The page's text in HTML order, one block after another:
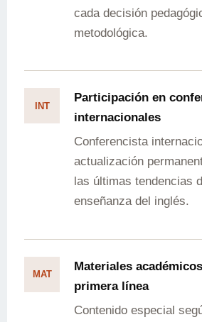
cada decisión
metodológica.
INT
Participación en
internacionales
Conferencista
actualización
las últimas tendencias
enseñanza del inglés.
MAT
Materiales
primera línea
Contenido especial